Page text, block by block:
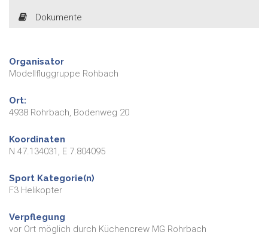
Dokumente
Organisator
Modellfluggruppe Rohbach
Ort:
4938 Rohrbach, Bodenweg 20
Koordinaten
N 47.134031, E 7.804095
Sport Kategorie(n)
F3 Helikopter
Verpflegung
vor Ort möglich durch Küchencrew MG Rohrbach